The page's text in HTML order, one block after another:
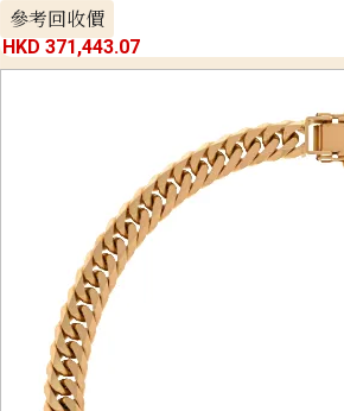
參考回收價
HKD 371,443.07